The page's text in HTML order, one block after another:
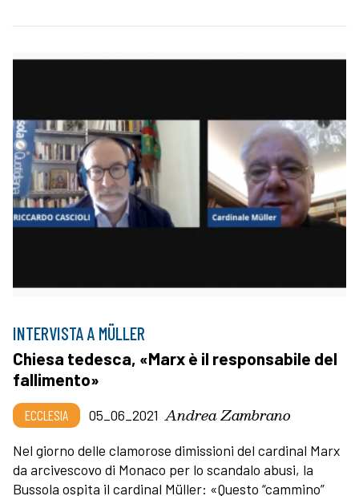
INTERVISTA A MÜLLER
Chiesa tedesca, «Marx è il responsabile del
fallimento»
ECCLESIA 05_06_2021 Andrea Zambrano
Nel giorno delle clamorose dimissioni del cardinal Marx
da arcivescovo di Monaco per lo scandalo abusi, la
Bussola ospita il cardinal Müller: «Questo “cammino”